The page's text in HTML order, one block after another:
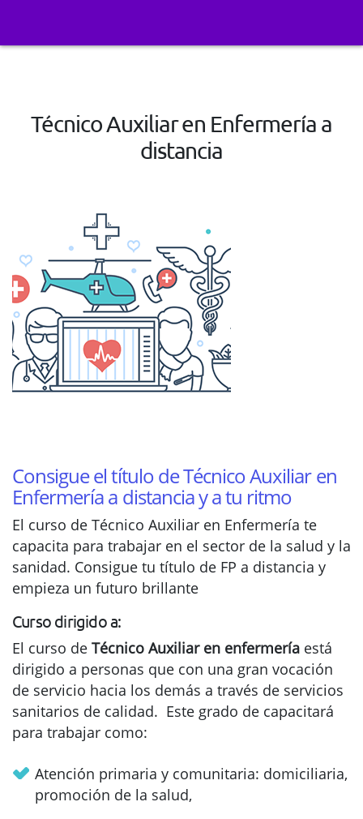
Técnico Auxiliar en Enfermería a
distancia
Consigue el título de Técnico Auxiliar en
Enfermería a distancia y a tu ritmo
El curso de Técnico Auxiliar en Enfermería te
capacita para trabajar en el sector de la salud y la
sanidad. Consigue tu título de FP a distancia y
empieza un futuro brillante
Curso dirigido a:
El curso de Técnico Auxiliar en enfermería está
dirigido a personas que con una gran vocación
de servicio hacia los demás a través de servicios
sanitarios de calidad. Este grado de capacitará
para trabajar como:
Atención primaria y comunitaria: domiciliaria,
promoción de la salud,